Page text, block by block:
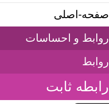
صفحه-اصلی
روابط و احساسات
روابط
رابطه ثابت